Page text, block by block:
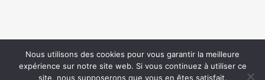
COPYRIGHT 2026 - HUMEURSCREATIVES
Nous utilisons des cookies pour vous garantir la meilleure
expérience sur notre site web. Si vous continuez à utiliser ce
site, nous supposerons que vous en êtes satisfait.